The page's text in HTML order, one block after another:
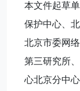
本文件起草
保护中心、
北京市委网
第三研究所
心北京分中